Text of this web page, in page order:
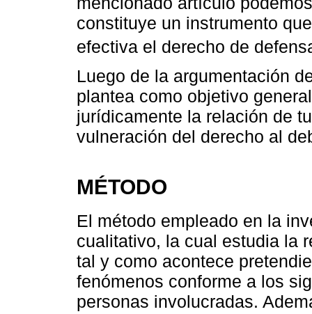
constituye un instrumento
efectiva el derecho de
Luego de la argumentación
plantea como objetivo
jurídicamente la relación de
vulneración del derecho al
MÉTODO
El método empleado en la
cualitativo, la cual estudia la
tal y como acontece
fenómenos conforme a los
personas involucradas.